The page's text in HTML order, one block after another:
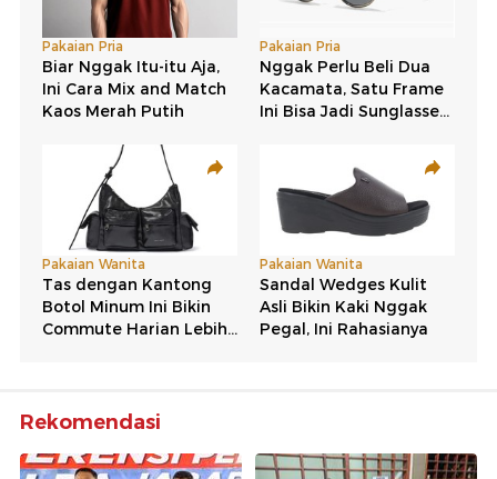
Rekomendasi